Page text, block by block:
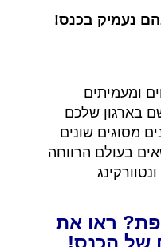
נעמיק בכנס!
ומעמיתים
בארגון שלכם
מסוגים שונים
בעולם הרווחה
ראו את